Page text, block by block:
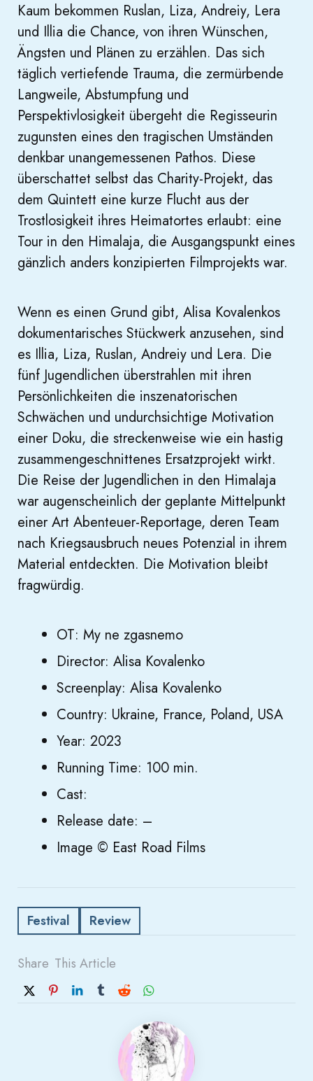
Kaum bekommen Ruslan, Liza, Andreiy, Lera
und Illia die Chance, von ihren Wünschen,
Ängsten und Plänen zu erzählen. Das sich
täglich vertiefende Trauma, die zermürbende
Langweile, Abstumpfung und
Perspektivlosigkeit übergeht die Regisseurin
zugunsten eines den tragischen Umständen
denkbar unangemessenen Pathos. Diese
überschattet selbst das Charity-Projekt, das
dem Quintett eine kurze Flucht aus der
Trostlosigkeit ihres Heimatortes erlaubt: eine
Tour in den Himalaja, die Ausgangspunkt eines
gänzlich anders konzipierten Filmprojekts war.
Wenn es einen Grund gibt, Alisa Kovalenkos
dokumentarisches Stückwerk anzusehen, sind
es Illia, Liza, Ruslan, Andreiy und Lera. Die
fünf Jugendlichen überstrahlen mit ihren
Persönlichkeiten die inszenatorischen
Schwächen und undurchsichtige Motivation
einer Doku, die streckenweise wie ein hastig
zusammengeschnittenes Ersatzprojekt wirkt.
Die Reise der Jugendlichen in den Himalaja
war augenscheinlich der geplante Mittelpunkt
einer Art Abenteuer-Reportage, deren Team
nach Kriegsausbruch neues Potenzial in ihrem
Material entdeckten. Die Motivation bleibt
fragwürdig.
OT: My ne zgasnemo
Director: Alisa Kovalenko
Screenplay: Alisa Kovalenko
Country: Ukraine, France, Poland, USA
Year: 2023
Running Time: 100 min.
Cast:
Release date: –
Image © East Road Films
Festival Review
Share This Article